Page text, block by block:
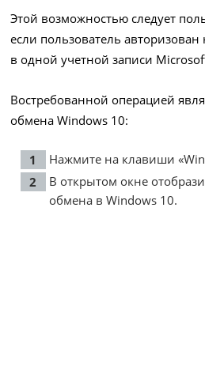
Этой возможностью следует
если пользователь авторизован
в одной учетной записи
Востребованной операцией
обмена Windows 10:
Нажмите на клавиши
В открытом окне
обмена в Windows 10.